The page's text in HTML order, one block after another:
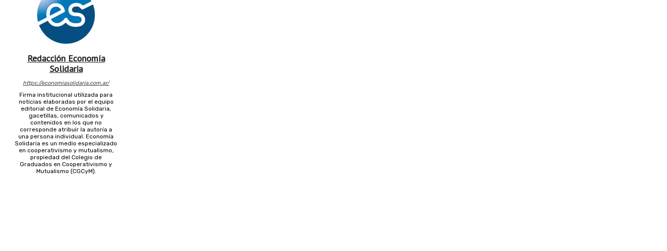
Redacción Economía
Solidaria
https://economiasolidaria.com.ar/
Firma institucional utilizada para
noticias elaboradas por el equipo
editorial de Economía Solidaria,
gacetillas, comunicados y
contenidos en los que no
corresponde atribuir la autoría a
una persona individual. Economía
Solidaria es un medio especializado
en cooperativismo y mutualismo,
propiedad del Colegio de
Graduados en Cooperativismo y
Mutualismo (CGCyM).